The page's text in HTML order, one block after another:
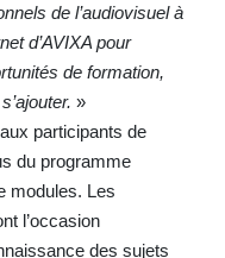
de l’audiovisuel à
d’AVIXA pour
de formation,
»
participants de
du programme
modules. Les
l’occasion
des sujets